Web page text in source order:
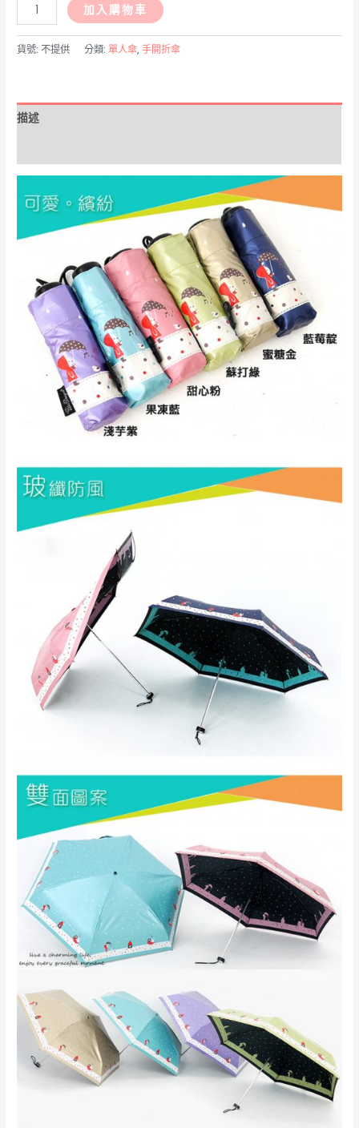
B8003M-
小
熊
超
輕
光
折
數
加入購物車
貨號:不提供 分類:單人傘,手開折傘
描述